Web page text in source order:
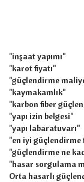
"inşaat yapımı"
"karot fiyatı"
"güçlendirme
"kaymakamlık"
"karbon fiber
"yapı izin belgesi"
"yapı labaratuvarı"
"en iyi güçlendirme
"güçlendirme ne
"hasar sorgulama
Orta hasarlı